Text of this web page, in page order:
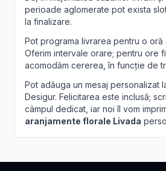
perioade aglomerate pot exista
la finalizare.
Pot programa livrarea pentru o oră
Oferim intervale orare; pentru ore
acomodăm cererea, în funcție de
Pot adăuga un mesaj personalizat
Desigur. Felicitarea este inclusă;
câmpul dedicat, iar noi îl vom
aranjamente florale Livada